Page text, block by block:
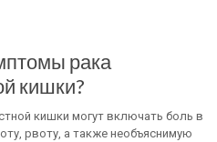
рака
кишки?
кишки могут включать боль в
рвоту, а также необъяснимую